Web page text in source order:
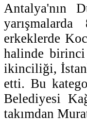
Antalya'nın
erkeklerde
halinde
ikinciliği,
etti. Bu
Belediyesi
takımdan